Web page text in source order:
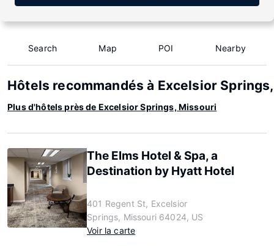
Search Map POI Nearby
Hôtels recommandés à Excelsior
Plus d'hôtels près de Excelsior Springs, Missouri
The Elms Hotel & Spa, a
Destination by Hyatt Hotel
401 Regent St, Excelsior
Springs, Missouri 64024, US
Voir la carte